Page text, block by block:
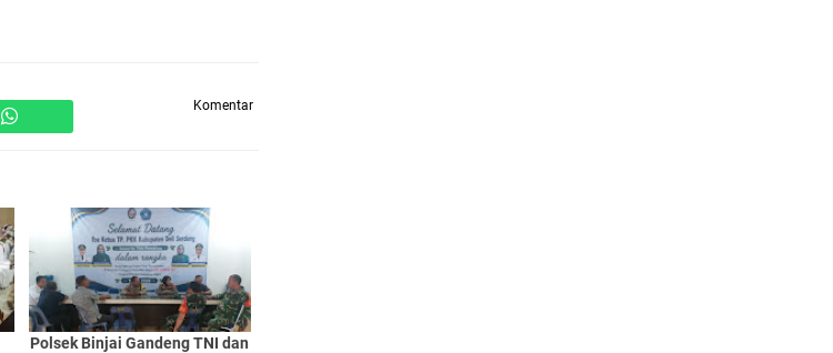
Komentar
Polsek Binjai Gandeng TNI dan